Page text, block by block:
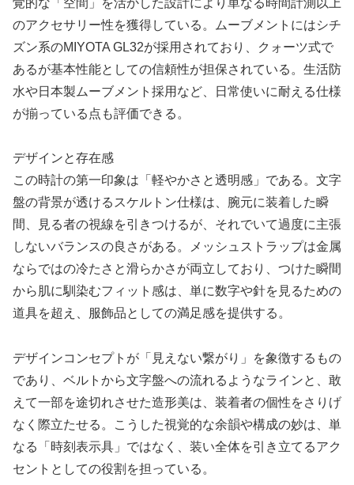
のアクセサリー性を獲得している。ムーブメントにはシチ
ズン系のMIYOTA GL32が採用されており、クォーツ式で
あるが基本性能としての信頼性が担保されている。生活防
水や日本製ムーブメント採用など、日常使いに耐える仕様
が揃っている点も評価できる。
デザインと存在感
この時計の第一印象は「軽やかさと透明感」である。文字
盤の背景が透けるスケルトン仕様は、腕元に装着した瞬
間、見る者の視線を引きつけるが、それでいて過度に主張
しないバランスの良さがある。メッシュストラップは金属
ならではの冷たさと滑らかさが両立しており、つけた瞬間
から肌に馴染むフィット感は、単に数字や針を見るための
道具を超え、服飾品としての満足感を提供する。
デザインコンセプトが「見えない繋がり」を象徴するもの
であり、ベルトから文字盤への流れるようなラインと、敢
えて一部を途切れさせた造形美は、装着者の個性をさりげ
なく際立たせる。こうした視覚的な余韻や構成の妙は、単
なる「時刻表示具」ではなく、装い全体を引き立てるアク
セントとしての役割を担っている。